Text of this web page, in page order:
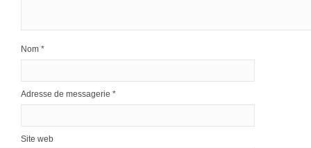
Nom *
Adresse de messagerie *
Site web